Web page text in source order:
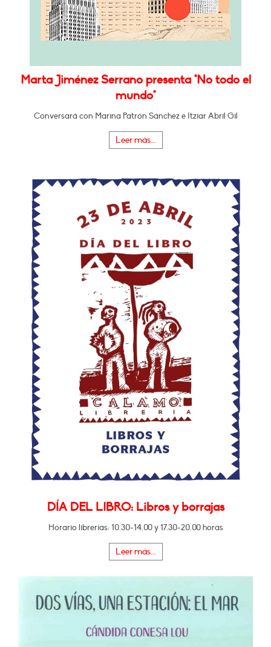
Marta Jiménez Serrano presenta "No todo el
mundo"
Conversará con Marina Patrón Sánchez e Itziar Abril Gil
Leer más...
DÍA DEL LIBRO: Libros y borrajas
Horario librerías: 10.30-14.00 y 17.30-20.00 horas
Leer más...